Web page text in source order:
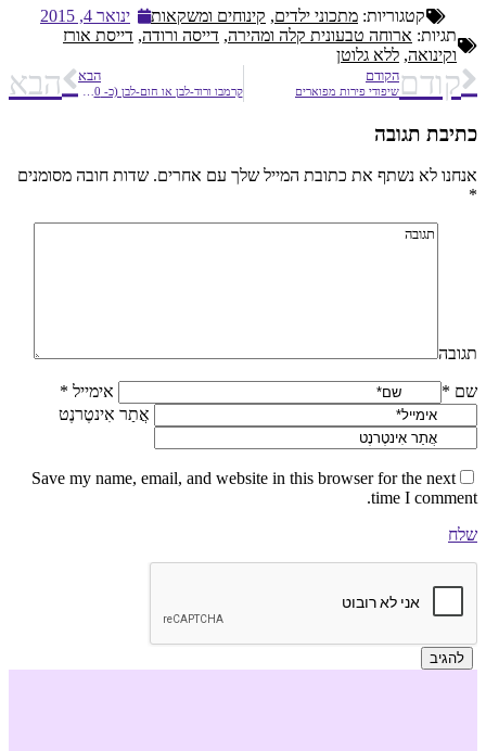
קטגוריות: מתכוני ילדים, קינוחים ומשקאות
ינואר 4, 2015
תגיות: ארוחה טבעונית קלה ומהירה, דייסה ורודה, דייסת אורז
וקינואה, ללא גלוטן
קודםהקודם
שיפודי פירות מפוארים
הבא הבא
כתיבת תגובה
אנחנו לא נשתף את כתובת המייל שלך עם אחרים. שדות חובה מסומנים
*
תגובה
שם *
אימייל *
אֲתַר אִינטֶרנֶט
Save my name, email, and website in this browser for the next
time I comment.
שלח